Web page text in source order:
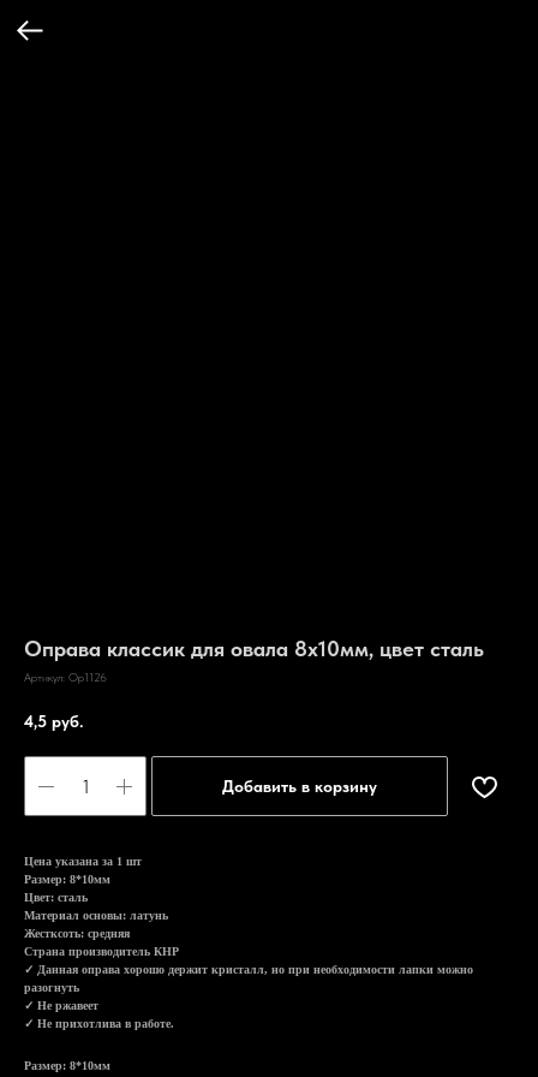
Оправа классик для овала 8х10мм, цвет сталь
Артикул: Ор1126
4,5 руб.
Добавить в корзину
Цена указана за 1 шт
Размер: 8*10мм
Цвет: сталь
Материал основы: латунь
Жестксоть: средняя
Страна производитель КНР
✓ Данная оправа хорошо держит кристалл, но при необходимости лапки можно
разогнуть
✓ Не ржавеет
✓ Не прихотлива в работе.
Размер: 8*10мм